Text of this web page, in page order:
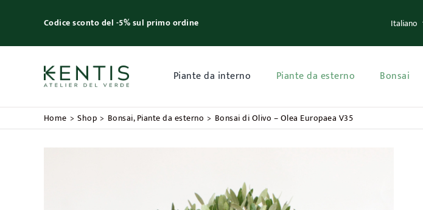
Codice sconto del -5% sul primo ordine
Piante da interno Piante da esterno Bonsai
Home Shop Bonsai Piante da esterno Bonsai di Olivo – Olea Europaea V35